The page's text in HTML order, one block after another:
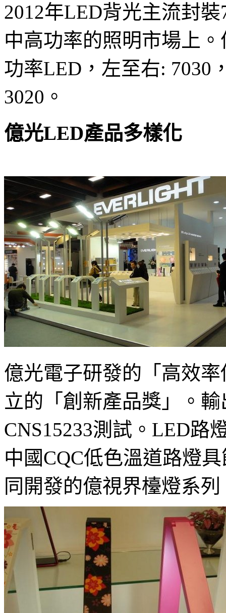
2012年LED背光主流封
中高功率的照明市場上
功率LED，左至右: 7030
3020。
億光LED產品多樣化
億光電子研發的「高效
立的「創新產品獎」。
CNS15233測試。LED路
中國CQC低色溫道路燈
同開發的億視界檯燈系